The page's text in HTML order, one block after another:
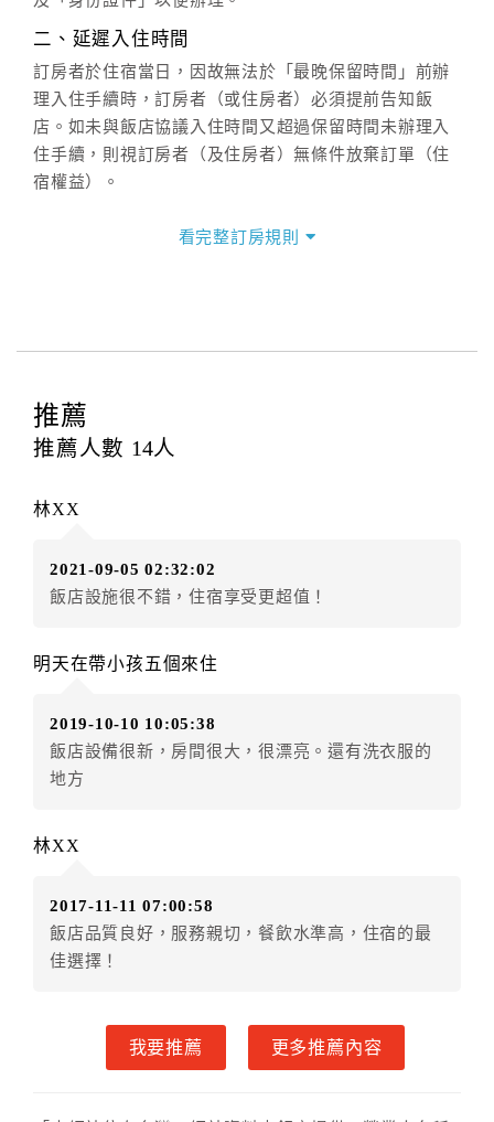
(07)9682715 。
二、延遲入住時間
訂房者於住宿當日，因故無法於「最晚保留時間」前辦
理入住手續時，訂房者（或住房者）必須提前告知飯
店。如未與飯店協議入住時間又超過保留時間未辦理入
住手續，則視訂房者（及住房者）無條件放棄訂單（住
宿權益）。
四、訂單異動
提出申辦不得異動訂單。
每筆訂單異動限定
辦理取消退款。
房者應補足差額。（限原訂飯店）
房者不得要求退其差額。（限原訂飯店）
額3個月限原訂飯店），異動完成後不得辦理取消退款。
．訂房者使用「保留住宿金額」時，請注意！為避免飯
店客滿，敬請及早計畫，如逾時未提出申辦，視同無條
件放棄訂單（住宿權益）。 （限原訂飯店使用）
得辦理取消退款。
．訂單異動後，訂單費用總計小於原訂單費用總計時，
訂房者不得要求退其差額。限原訂飯店
◎住房日7天前辦理者，訂單費用扣除總計0%為手續費
◎住房日4天前辦理者，訂單費用扣除總計25%為手續費
看完整訂房規則
推薦
推薦人數 14人
林XX
2021-09-05 02:32:02
飯店設施很不錯，住宿享受更超值！
明天在帶小孩五個來住
2019-10-10 10:05:38
飯店設備很新，房間很大，很漂亮。還有洗衣服的
地方
林XX
2017-11-11 07:00:58
飯店品質良好，服務親切，餐飲水準高，住宿的最
佳選擇！
我要推薦 更多推薦內容